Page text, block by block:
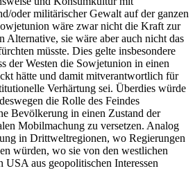
oder militärischer Gewalt auf der ganzen
wäre zwar nicht die Kraft zur
Alternative, sie wäre aber auch nicht das
müsste. Dies gelte insbesondere
der Westen die Sowjetunion in einen
hätte und damit mitverantwortlich für
Verhärtung sei. Überdies würde
die Rolle des Feindes
Bevölkerung in einen Zustand der
Mobilmachung zu versetzen. Analog
in Drittweltregionen, wo Regierungen
würden, wo sie von den westlichen
USA aus geopolitischen Interessen